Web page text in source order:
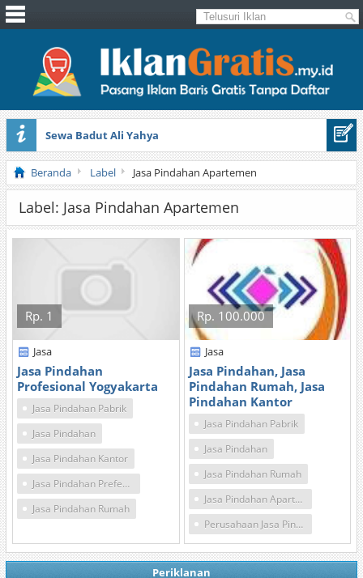
Sewa Badut Ali Yahya
Honda Brio 1.3 E AT CBU 2012 Putih
Beranda Label Jasa Pindahan Apartemen
Label: Jasa Pindahan Apartemen
Rp. 1
Jasa
Jasa Pindahan
Profesional Yogyakarta
Jasa Pindahan Pabrik
Jasa Pindahan
Jasa Pindahan Kantor
Jasa Pindahan Prefesional
Jasa Pindahan Rumah
Rp. 100.000
Jasa
Jasa Pindahan, Jasa
Pindahan Rumah, Jasa
Pindahan Kantor
Jasa Pindahan Pabrik
Jasa Pindahan
Jasa Pindahan Rumah
Jasa Pindahan Apartemen
Perusahaan Jasa Pindahan
Periklanan